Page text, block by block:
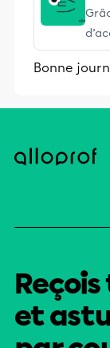
et
Bonne
et